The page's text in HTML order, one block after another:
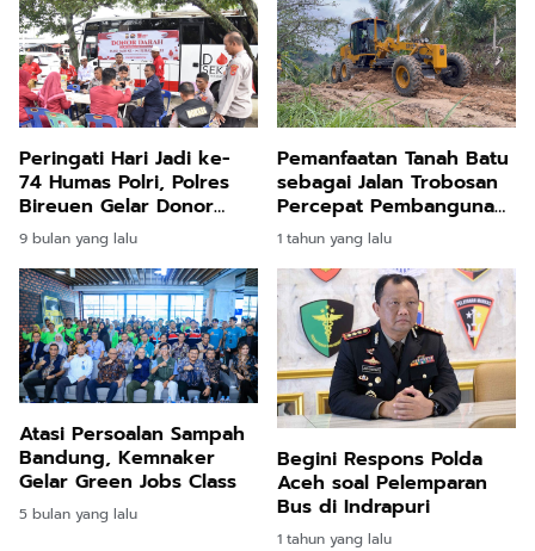
Peringati Hari Jadi ke-
74 Humas Polri, Polres
Bireuen Gelar Donor
Darah
9 bulan yang lalu
Pemanfaatan Tanah Batu
sebagai Jalan Trobosan
Percepat Pembangunan
TMMD ke-123
1 tahun yang lalu
Atasi Persoalan Sampah
Bandung, Kemnaker
Gelar Green Jobs Class
5 bulan yang lalu
Begini Respons Polda
Aceh soal Pelemparan
Bus di Indrapuri
1 tahun yang lalu